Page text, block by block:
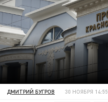
ДМИТРИЙ БУГРОВ 30 НОЯБРЯ 14:55